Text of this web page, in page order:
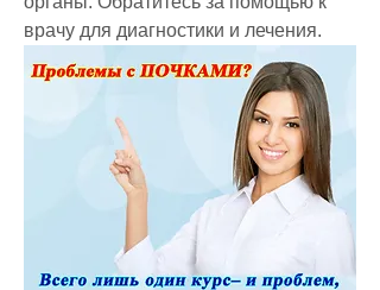
врачу для диагностики и лечения.